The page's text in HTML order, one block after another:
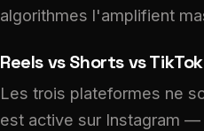
algorithmes l'amplifient
Reels vs Shorts vs
Les trois plateformes ne
est active sur Instagram